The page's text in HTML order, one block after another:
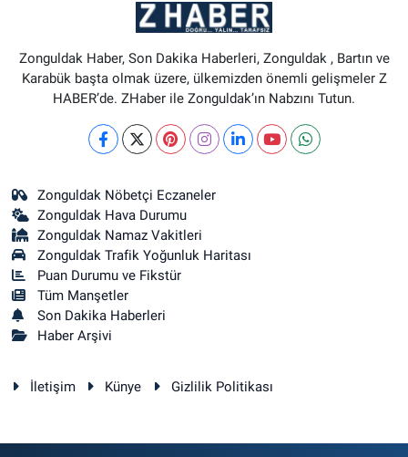
Zonguldak Haber, Son Dakika Haberleri, Zonguldak , Bartın ve
Karabük başta olmak üzere, ülkemizden önemli gelişmeler Z
HABER’de. ZHaber ile Zonguldak’ın Nabzını Tutun.
Zonguldak Nöbetçi Eczaneler
Zonguldak Hava Durumu
Zonguldak Namaz Vakitleri
Zonguldak Trafik Yoğunluk Haritası
Puan Durumu ve Fikstür
Tüm Manşetler
Son Dakika Haberleri
Haber Arşivi
İletişim Künye Gizlilik Politikası